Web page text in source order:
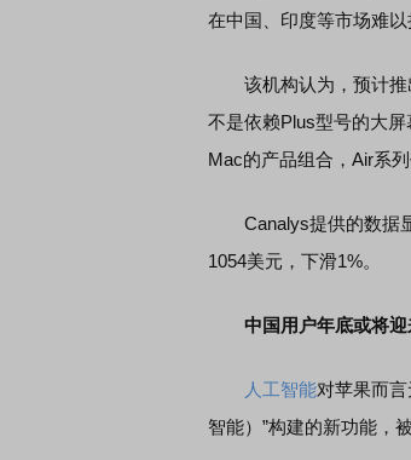
在中国、印度等市场难
该机构认为，预计推出
不是依赖Plus型号的大
Mac的产品组合，Air系
Canalys提供的数据显
1054美元，下滑1%。
中国用户年底或将
人工智能对苹果而
智能）”构建的新功能，